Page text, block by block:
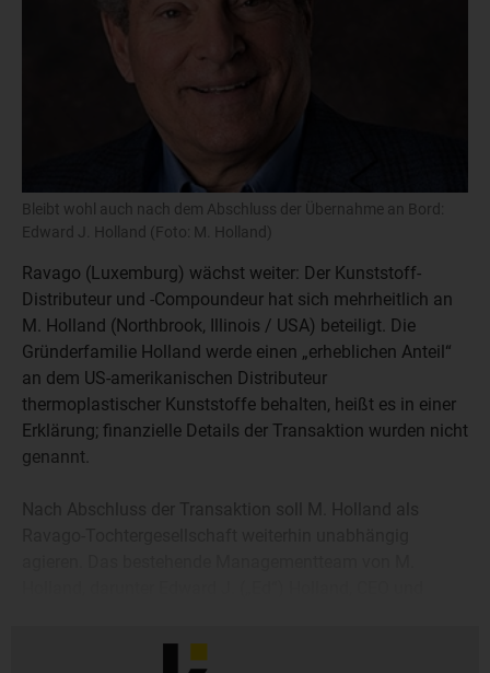
Bleibt wohl auch nach dem Abschluss der Übernahme an Bord:
Edward J. Holland (Foto: M. Holland)
Ravago (Luxemburg) wächst weiter: Der Kunststoff-
Distributeur und -Compoundeur hat sich mehrheitlich an
M. Holland (Northbrook, Illinois / USA) beteiligt. Die
Gründerfamilie Holland werde einen „erheblichen Anteil“
an dem US-amerikanischen Distributeur
thermoplastischer Kunststoffe behalten, heißt es in einer
Erklärung; finanzielle Details der Transaktion wurden nicht
genannt.
Nach Abschluss der Transaktion soll M. Holland als
Fern, wird das Unternehmen weiterhin leiten.